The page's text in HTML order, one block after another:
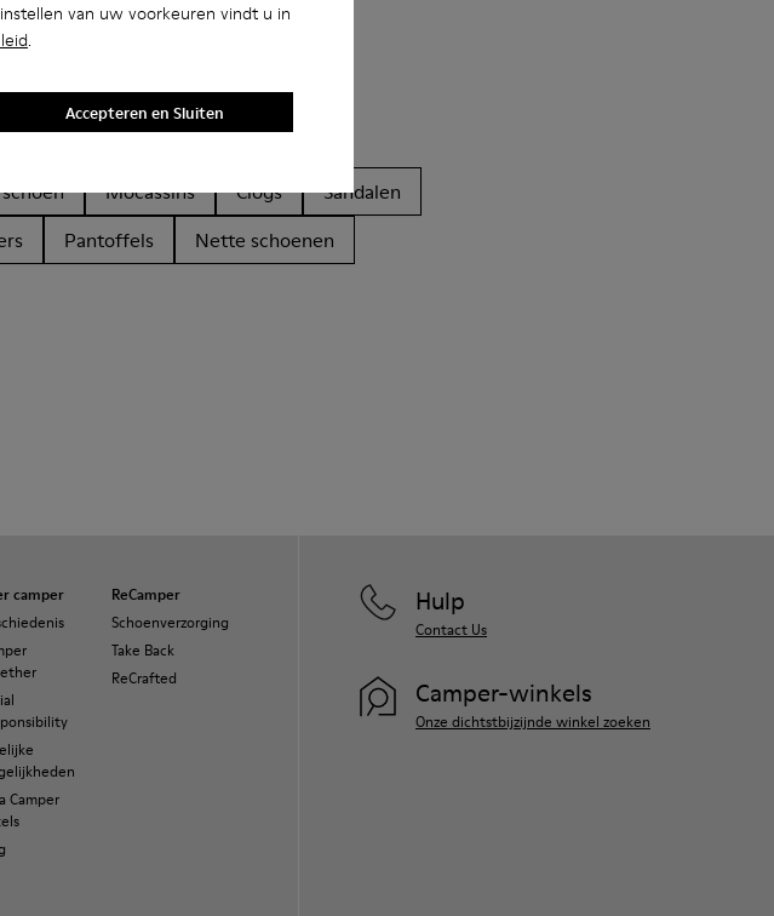
van uw voorkeuren vindt u in
.
Accepteren en Sluiten
Mocassins Clogs
Sandalen
Pantoffels
Nette schoenen
camper
Camper
ReCamper
Schoenverzorging
Take Back
ReCrafted
Hulp
Contact Us
Camper-winkels
Onze dichtstbijzijnde winkel zoeken